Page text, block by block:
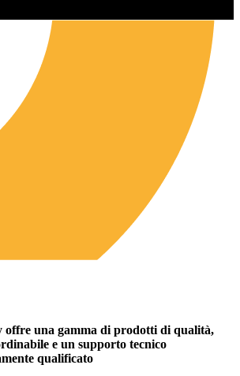
offre una gamma di prodotti di qualità,
e un supporto tecnico
qualificato